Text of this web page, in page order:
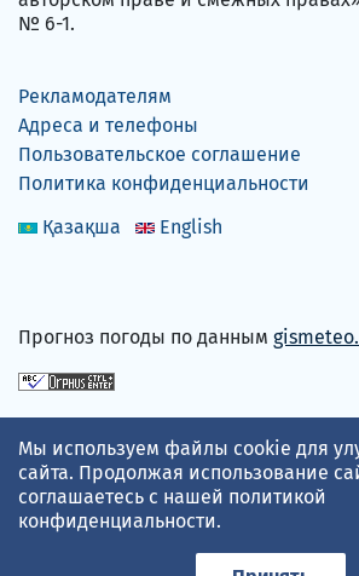
№ 6-1.
Рекламодателям
Адреса и телефоны
Пользовательское соглашение
Политика конфиденциальности
Қазақша
English
Прогноз погоды по данным
Принимаем карты
Мы используем файлы cookie для
сайта. Продолжая использование
соглашаетесь с нашей политикой
конфиденциальности.